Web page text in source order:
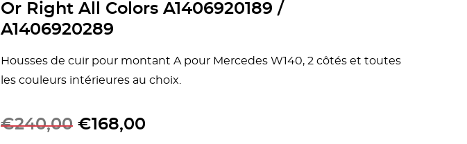
Or Right All Colors A1406920189 /
A1406920289
Housses de cuir pour montant A pour Mercedes W140, 2 côtés et toutes
les couleurs intérieures au choix.
€240,00 €168,00